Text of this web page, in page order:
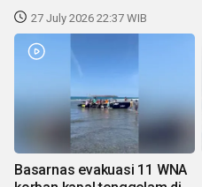
27 July 2026 22:37 WIB
Basarnas evakuasi 11 WNA